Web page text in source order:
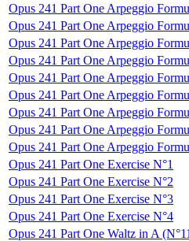
Opus 241 Part One Arpeggio
Opus 241 Part One Arpeggio
Opus 241 Part One Arpeggio
Opus 241 Part One Arpeggio
Opus 241 Part One Arpeggio
Opus 241 Part One Arpeggio
Opus 241 Part One Arpeggio
Opus 241 Part One Arpeggio
Opus 241 Part One Arpeggio
Opus 241 Part One Exercise N°1
Opus 241 Part One Exercise N°2
Opus 241 Part One Exercise N°3
Opus 241 Part One Exercise N°4
Opus 241 Part One Waltz in A